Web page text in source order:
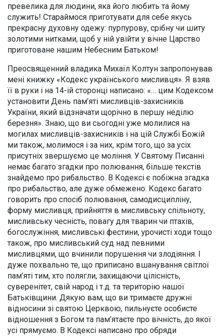
превелика для людини, яка його любить та йому
служить! Стараймося приготувати для себе якусь
прекрасну духовну одежу: пурпурову, срібну чи шиту
золотими нитками, щоб у ній увійти у вічне Царство
приготоване нашим Небесним Батьком!
Преосвященний владика Михаїл Колтун запропонував
мені книжку «Кодекс українського мисливця». Я взяв
її в руки і на 14-ій сторонці написано: «… цим Кодексом
установити День пам’яті мисливців-захисників
України, який відзначати щорічно в першу неділю
березня». Знаю, що ви сьогодні уже молилися на
могилах мисливців-захисників і на цій Службі Божій
ми також, молимося і за них, крім того, що за усіх
присутніх звершуємо це моління. У Святому Писанні
немає багато згадки про полювання, більше текстів
знайдемо про рибальство. В Кодексі є побіжна згадка
про рибальство, але дуже обмежено. Кодекс багато
говорить про спосіб полювання, самодисципліну,
форму мисливця, прийняття в мисливську спільноту,
мисливську чесність, повагу для тварин чи птахів,
богослужіння, мисливські фестини, урочисті ходи тощо
також, про мисливський суд над певними
мисливцями, що вчинили порушення чи злодіяння. І
дуже похвально те, що приписано вшанування світлої
пам’яті тим, хто полягли, захищаючи цілісність,
суверенітет, свій народ і т.д. та територію нашої
Батьківщини. Дякую вам, що ви тримаєте дружні
відносини зі святою Церквою, пильнуєте особисте
відношення з Богом та пам’ятаєте про вічність, до якої
усі прямуємо. В Кодексі написано про обряди